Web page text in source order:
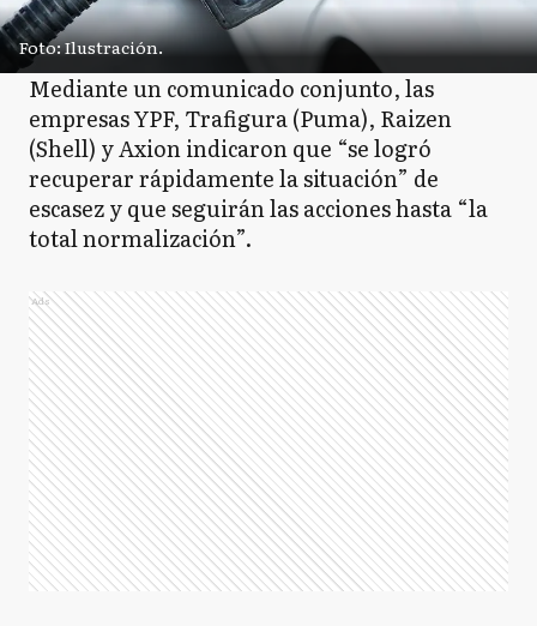
Foto: Ilustración.
Mediante un comunicado conjunto, las
empresas YPF, Trafigura (Puma), Raizen
(Shell) y Axion indicaron que “se logró
recuperar rápidamente la situación” de
escasez y que seguirán las acciones hasta “la
total normalización”.
Ads